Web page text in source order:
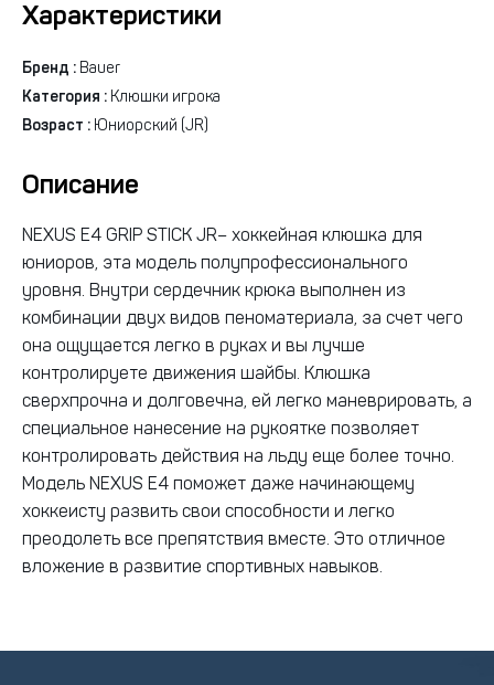
Характеристики
Бренд : Bauer
Категория : Клюшки игрока
Возраст : Юниорский (JR)
Описание
NEXUS E4 GRIP STICK JR– хоккейная клюшка для
юниоров, эта модель полупрофессионального
уровня. Внутри сердечник крюка выполнен из
комбинации двух видов пеноматериала, за счет чего
она ощущается легко в руках и вы лучше
контролируете движения шайбы. Клюшка
сверхпрочна и долговечна, ей легко маневрировать, а
специальное нанесение на рукоятке позволяет
контролировать действия на льду еще более точно.
Модель NEXUS E4 поможет даже начинающему
хоккеисту развить свои способности и легко
преодолеть все препятствия вместе. Это отличное
вложение в развитие спортивных навыков.